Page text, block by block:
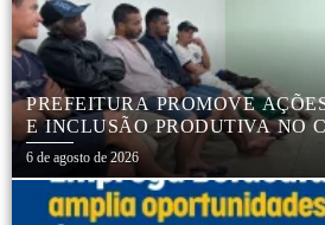
PREFEITURA PROMOVE
E INCLUSÃO PRODUTIVA NO
6 de agosto de 2026